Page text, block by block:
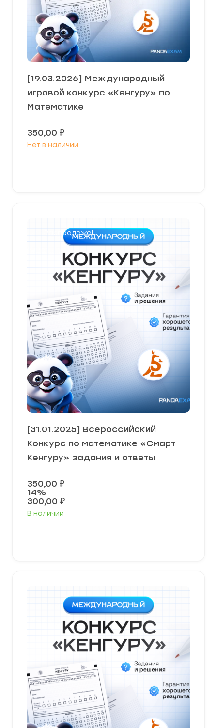
[19.03.2026] Международный
игровой конкурс «Кенгуру» по
Математике
350,00 ₽
Нет в наличии
Распродажа!
[31.01.2025] Всероссийский
Конкурс по математике «Смарт
Кенгуру» задания и ответы
350,00₽
14%
300,00 ₽
В наличии